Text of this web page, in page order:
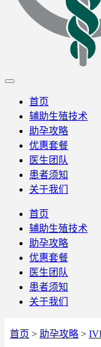
首页
辅助生殖技术
助孕攻略
优惠套餐
医生团队
患者须知
关于我们
首页
辅助生殖技术
助孕攻略
优惠套餐
医生团队
患者须知
关于我们
首页 > 助孕攻略 >